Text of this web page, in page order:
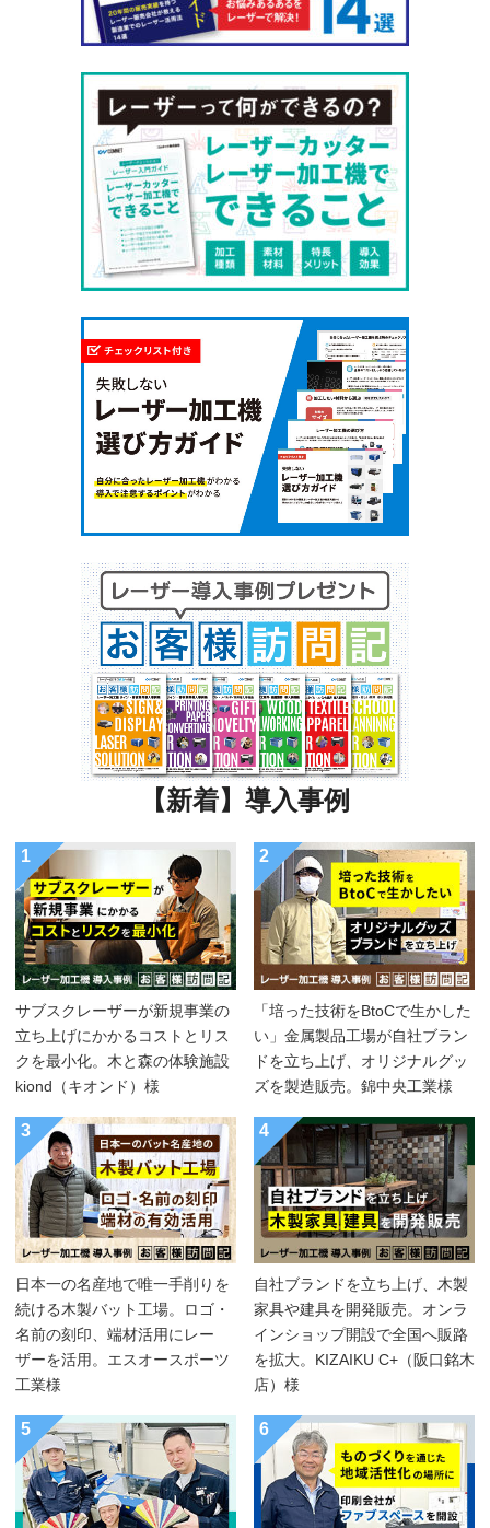
【新着】導入事例
1
サブスクレーザーが新規事業の
立ち上げにかかるコストとリス
クを最小化。木と森の体験施設
kiond（キオンド）様
2
「培った技術をBtoCで生かした
い」金属製品工場が自社ブラン
ドを立ち上げ、オリジナルグッ
ズを製造販売。錦中央工業様
3
日本一の名産地で唯一手削りを
続ける木製バット工場。ロゴ・
名前の刻印、端材活用にレー
ザーを活用。エスオースポーツ
工業様
4
自社ブランドを立ち上げ、木製
家具や建具を開発販売。オンラ
インショップ開設で全国へ販路
を拡大。KIZAIKU C+（阪口銘木
店）様
5 6